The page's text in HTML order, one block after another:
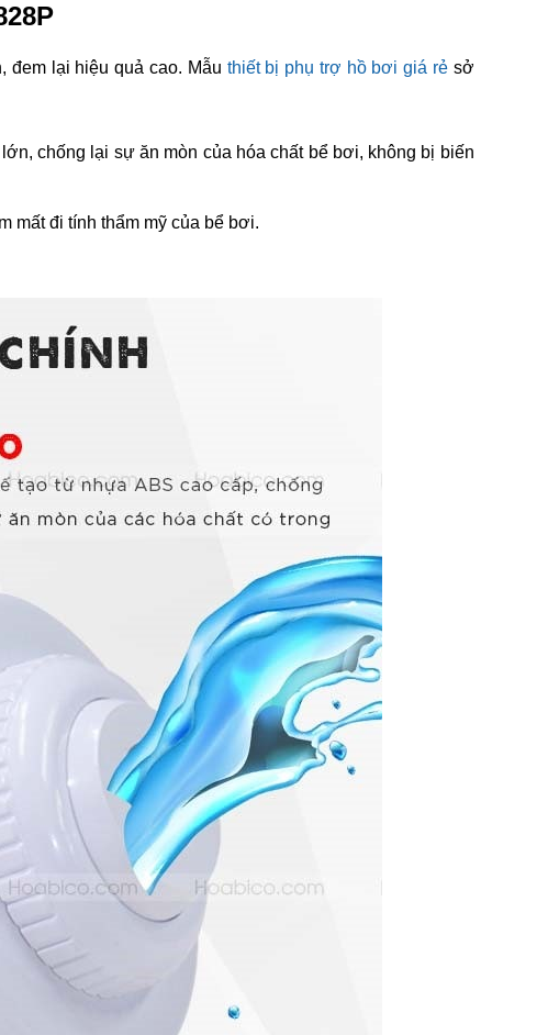
đem lại hiệu quả cao. Mẫu thiết bị phụ trợ hồ bơi giá rẻ sở
chống lại sự ăn mòn của hóa chất bể bơi, không bị biến
mất đi tính thẩm mỹ của bể bơi.